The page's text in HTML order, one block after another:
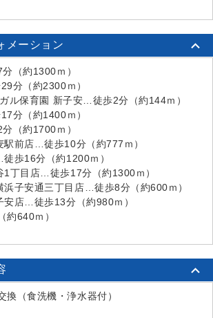
メーション
（約1300ｍ）
分（約2300ｍ）
ル保育園 新子安…徒歩2分（約144ｍ）
分（約1400ｍ）
（約1700ｍ）
駅前店…徒歩10分（約777ｍ）
歩16分（約1200ｍ）
1丁目店…徒歩17分（約1300ｍ）
浜子安通三丁目店…徒歩8分（約600ｍ）
安店…徒歩13分（約980ｍ）
640ｍ）
換（食洗機・浄水器付）